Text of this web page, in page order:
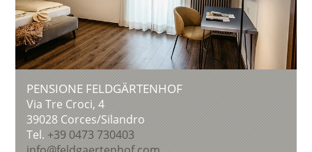
PENSIONE FELDGÄRTENHOF
Via Tre Croci, 4
39028 Corces/Silandro
Tel. +39 0473 730403